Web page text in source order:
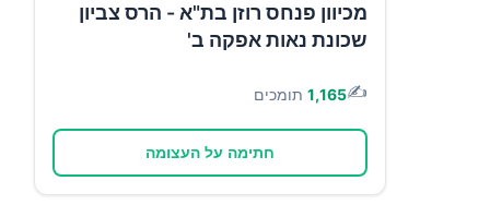
מכיוון פנחס רוזן בת"א - הרס צביון
שכונת נאות אפקה ב'
✍️
1,165 תומכים
חתימה על העצומה